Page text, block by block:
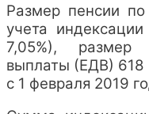
Размер пенсии
учета
7,05%), размер
выплаты (ЕДВ) 618
с 1 февраля 2019